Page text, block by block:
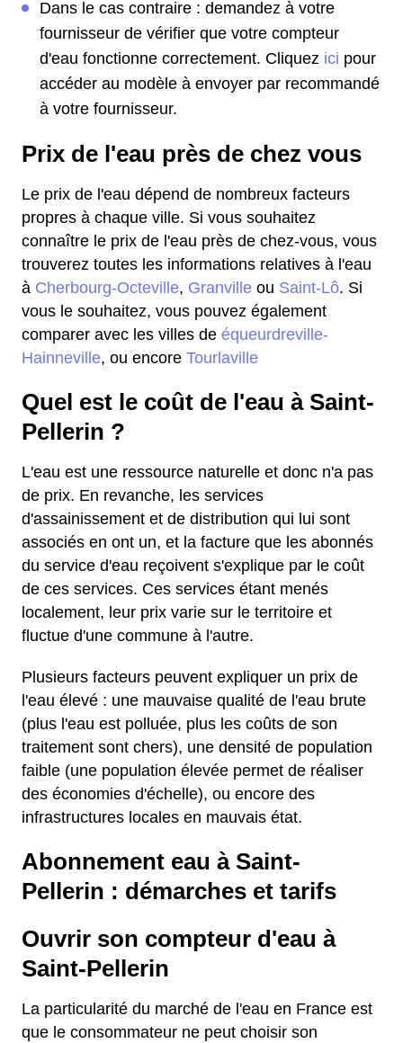
Dans le cas contraire : demandez à votre
fournisseur de vérifier que votre compteur
d'eau fonctionne correctement. Cliquez ici pour
accéder au modèle à envoyer par recommandé
à votre fournisseur.
Prix de l'eau près de chez vous
Le prix de l'eau dépend de nombreux facteurs
propres à chaque ville. Si vous souhaitez
connaître le prix de l'eau près de chez-vous, vous
trouverez toutes les informations relatives à l'eau
à Cherbourg-Octeville, Granville ou Saint-Lô. Si
vous le souhaitez, vous pouvez également
comparer avec les villes de équeurdreville-
Hainneville, ou encore Tourlaville
Quel est le coût de l'eau à Saint-
Pellerin ?
L'eau est une ressource naturelle et donc n'a pas
de prix. En revanche, les services
d'assainissement et de distribution qui lui sont
associés en ont un, et la facture que les abonnés
du service d'eau reçoivent s'explique par le coût
de ces services. Ces services étant menés
localement, leur prix varie sur le territoire et
fluctue d'une commune à l'autre.
Plusieurs facteurs peuvent expliquer un prix de
l'eau élevé : une mauvaise qualité de l'eau brute
(plus l'eau est polluée, plus les coûts de son
traitement sont chers), une densité de population
faible (une population élevée permet de réaliser
des économies d'échelle), ou encore des
infrastructures locales en mauvais état.
Abonnement eau à Saint-
Pellerin : démarches et tarifs
Ouvrir son compteur d'eau à
Saint-Pellerin
La particularité du marché de l'eau en France est
que le consommateur ne peut choisir son